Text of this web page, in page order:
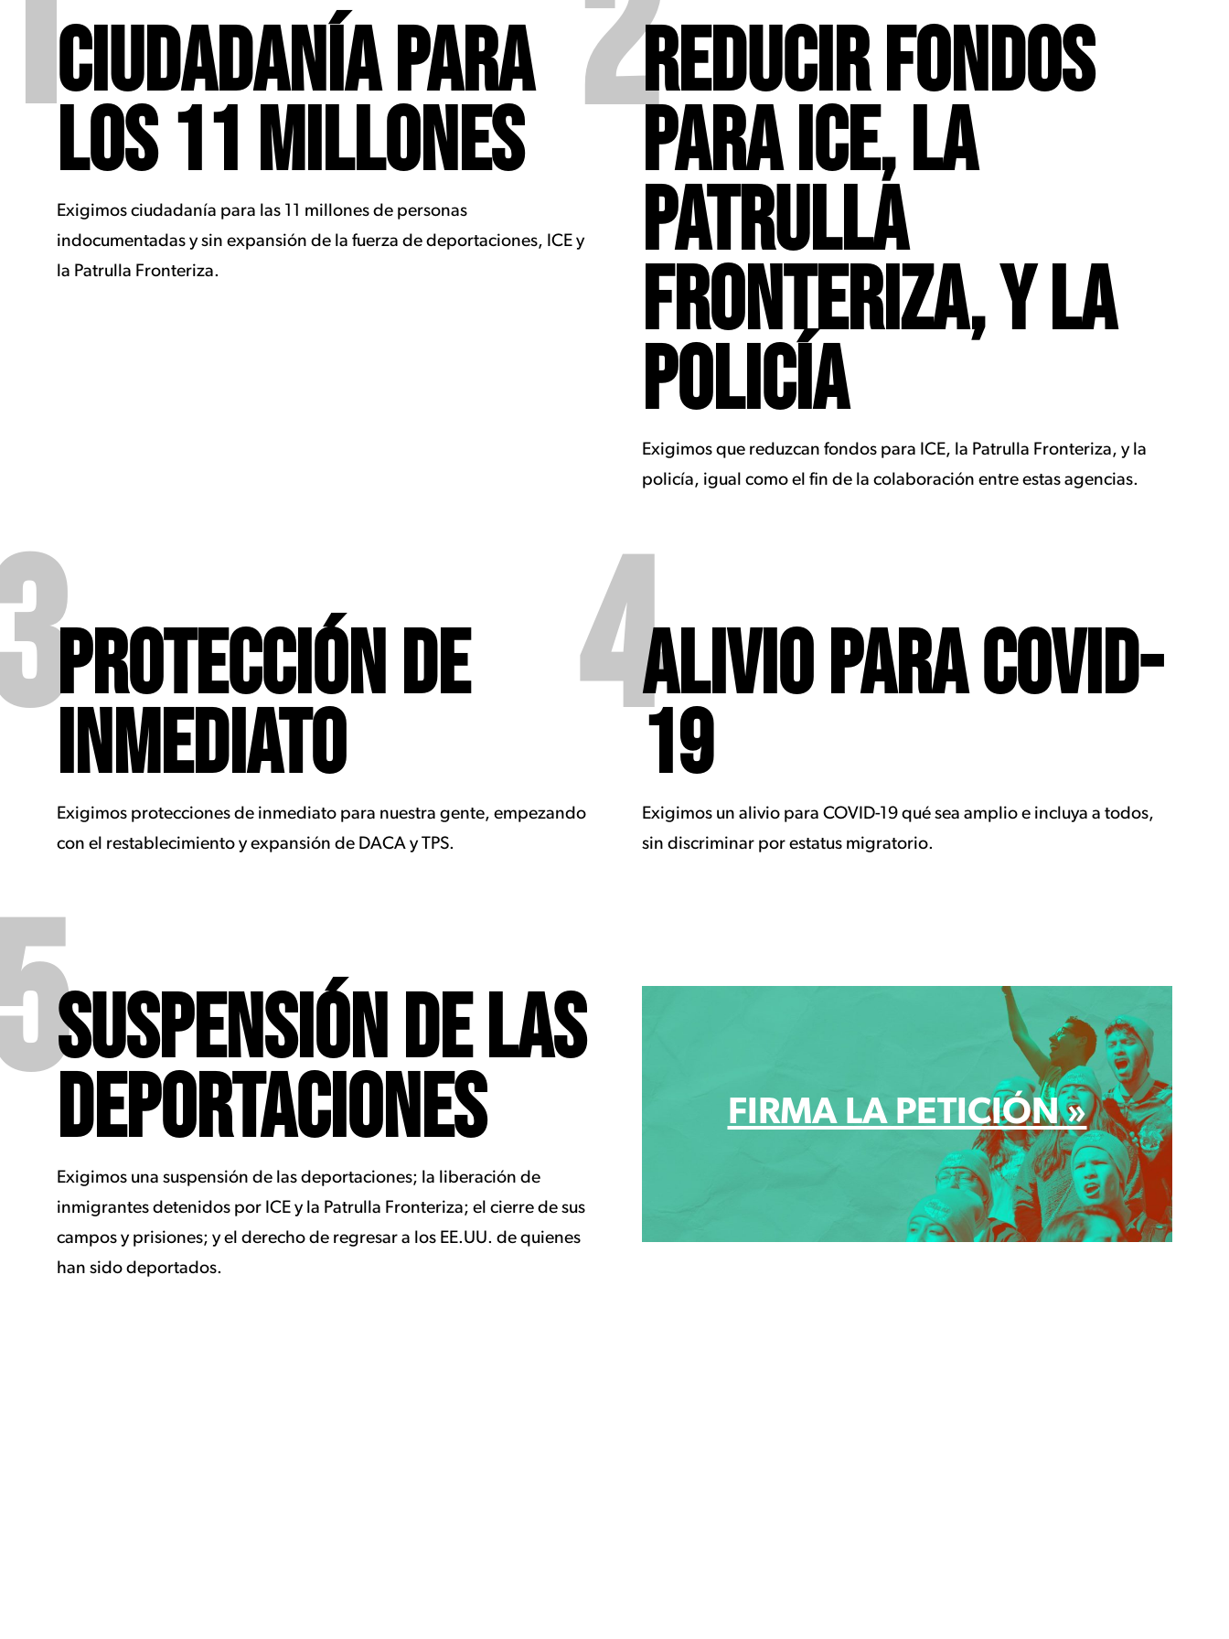
CIUDADANÍA PARA
LOS 11 MILLONES
Exigimos ciudadanía para las 11 millones de personas
indocumentadas y sin expansión de la fuerza de deportaciones, ICE y
la Patrulla Fronteriza.
REDUCIR FONDOS
PARA ICE, LA
PATRULLA
FRONTERIZA, Y LA
POLICÍA
Exigimos que reduzcan fondos para ICE, la Patrulla Fronteriza, y la
policía, igual como el fin de la colaboración entre estas agencias.
PROTECCIÓN DE
INMEDIATO
Exigimos protecciones de inmediato para nuestra gente, empezando
con el restablecimiento y expansión de DACA y TPS.
4ALIVIO PARA COVID-
19
Exigimos un alivio para COVID-19 qué sea amplio e incluya a todos,
sin discriminar por estatus migratorio.
SUSPENSIÓN DE LAS
DEPORTACIONES
Exigimos una suspensión de las deportaciones; la liberación de
inmigrantes detenidos por ICE y la Patrulla Fronteriza; el cierre de sus
campos y prisiones; y el derecho de regresar a los EE.UU. de quienes
han sido deportados.
FIRMA LA PETICIÓN »